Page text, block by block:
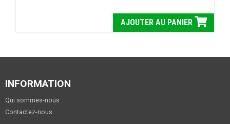
AJOUTER AU PANIER
INFORMATION
Qui sommes-nous
Contactez-nous